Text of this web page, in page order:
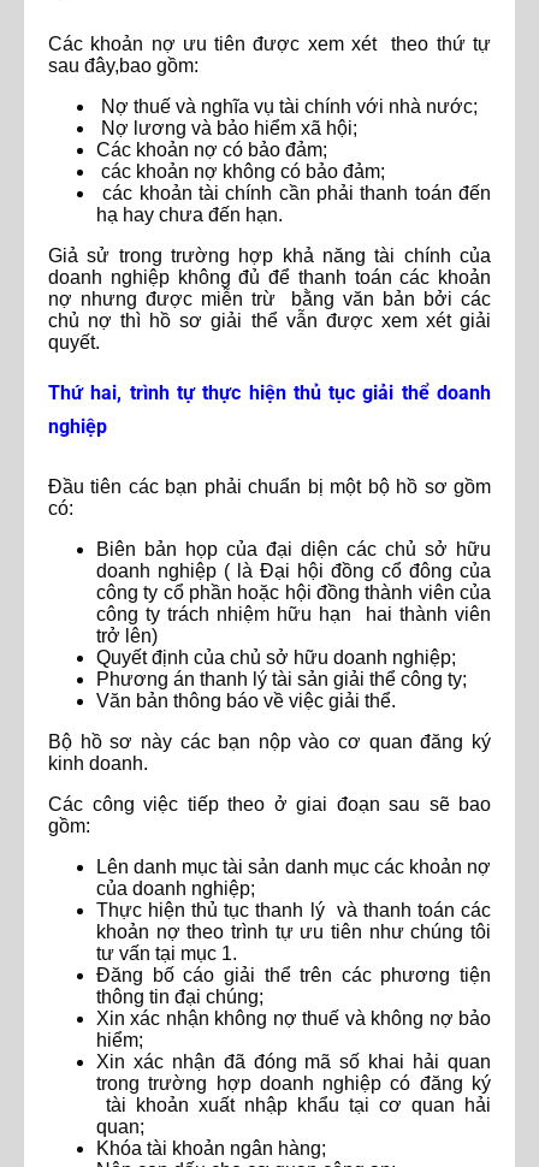
Các khoản nợ ưu tiên được xem xét theo thứ tự
sau đây,bao gồm:
Nợ thuế và nghĩa vụ tài chính với nhà nước;
Nợ lương và bảo hiểm xã hội;
Các khoản nợ có bảo đảm;
các khoản nợ không có bảo đảm;
các khoản tài chính cần phải thanh toán đến
hạ hay chưa đến hạn.
Giả sử trong trường hợp khả năng tài chính của
doanh nghiệp không đủ để thanh toán các khoản
nợ nhưng được miễn trừ bằng văn bản bởi các
chủ nợ thì hồ sơ giải thể vẫn được xem xét giải
quyết.
Thứ hai, trình tự thực hiện thủ tục giải thể doanh
nghiệp
Đầu tiên các bạn phải chuẩn bị một bộ hồ sơ gồm
có:
Biên bản họp của đại diện các chủ sở hữu
doanh nghiệp ( là Đại hội đồng cổ đông của
công ty cổ phần hoặc hội đồng thành viên của
công ty trách nhiệm hữu hạn hai thành viên
trở lên)
Quyết định của chủ sở hữu doanh nghiệp;
Phương án thanh lý tài sản giải thể công ty;
Văn bản thông báo về việc giải thể.
Bộ hồ sơ này các bạn nộp vào cơ quan đăng ký
kinh doanh.
Các công việc tiếp theo ở giai đoạn sau sẽ bao
gồm:
Lên danh mục tài sản danh mục các khoản nợ
của doanh nghiệp;
Thực hiện thủ tục thanh lý và thanh toán các
khoản nợ theo trình tự ưu tiên như chúng tôi
tư vấn tại mục 1.
Đăng bố cáo giải thể trên các phương tiện
thông tin đại chúng;
Xin xác nhận không nợ thuế và không nợ bảo
hiểm;
Xin xác nhận đã đóng mã số khai hải quan
trong trường hợp doanh nghiệp có đăng ký
tài khoản xuất nhập khẩu tại cơ quan hải
quan;
Khóa tài khoản ngân hàng;